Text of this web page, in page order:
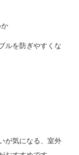
ルを防ぎやすくな
が気になる、室外